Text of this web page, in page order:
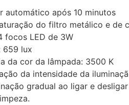
automático após 10 minutos
do filtro metálico e de
focos LED de 3W
659 lux
da cor da lâmpada: 3500 K
da intensidade da
gradual ao ligar e